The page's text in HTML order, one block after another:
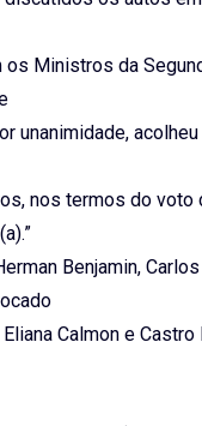
os Ministros da
unanimidade,
nos termos do voto
Benjamin,
Calmon e